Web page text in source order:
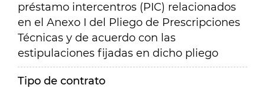
préstamo intercentros (PIC) relacionados
en el Anexo I del Pliego de Prescripciones
Técnicas y de acuerdo con las
estipulaciones fijadas en dicho pliego
Tipo de contrato